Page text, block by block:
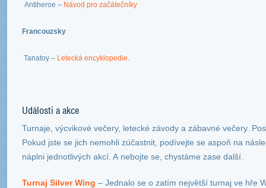
Antiheroe – Návod pro začátečníky
Francouzsky
Tanatoy – Letecká encyklopedie.
Události a akce
Turnaje, výcvikové večery, letecké závody a zábavné večery.
Pokud jste se jich nemohli zúčastnit, podívejte se aspoň na
náplni jednotlivých akcí. A nebojte se, chystáme zase další.
Turnaj Silver Wing – Jednalo se o zatím největší turnaj ve hře